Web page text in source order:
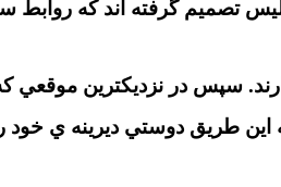
تصميم گرفته اند كه روابط
سپس در نزديكترين
اين طريق دوستي ديرينه ي خود